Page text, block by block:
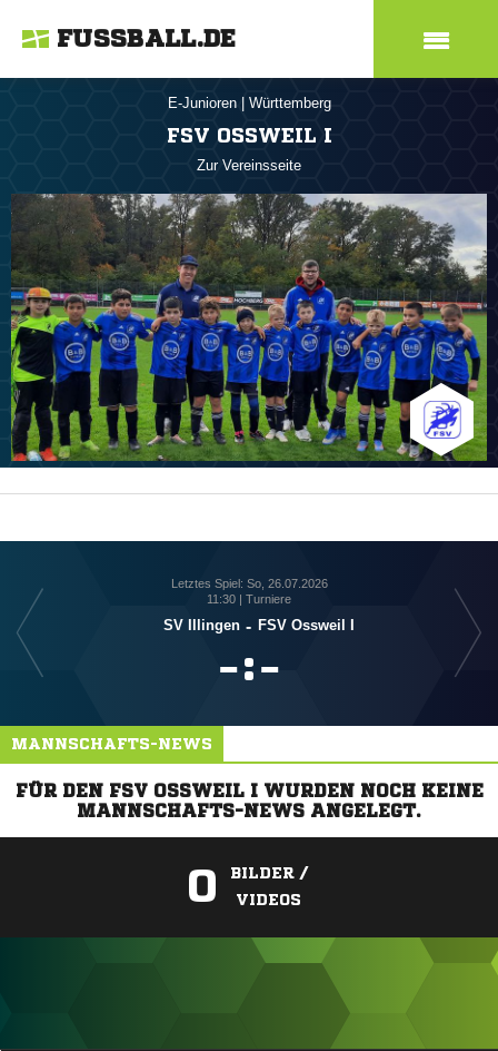
FUSSBALL.DE
E-Junioren Württemberg
FSV OSSWEIL I
Zur Vereinsseite
Letztes Spiel: So, 26.07.2026
11:30 | Turniere
SV Illingen - FSV Ossweil I
:
MANNSCHAFTS-NEWS
FÜR DEN FSV OSSWEIL I WURDEN NOCH KEINE
MANNSCHAFTS-NEWS ANGELEGT.
0
BILDER /
VIDEOS